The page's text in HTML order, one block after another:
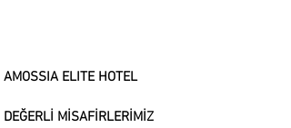
AMOSSIA ELITE HOTEL
DEĞERLİ MİSAFİRLERİMİZ